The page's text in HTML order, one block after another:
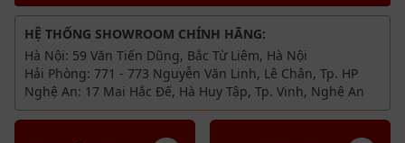
HỆ THỐNG SHOWROOM CHÍNH HÃNG:
Hà Nội: 59 Văn Tiến Dũng, Bắc Từ Liêm, Hà Nội
Hải Phòng: 771 - 773 Nguyễn Văn Linh, Lê Chân, Tp. HP
Nghệ An: 17 Mai Hắc Đế, Hà Huy Tập, Tp. Vinh, Nghệ An